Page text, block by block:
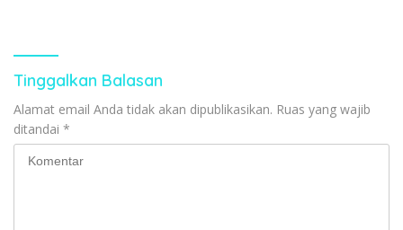
Tinggalkan Balasan
Alamat email Anda tidak akan dipublikasikan. Ruas yang wajib
ditandai *